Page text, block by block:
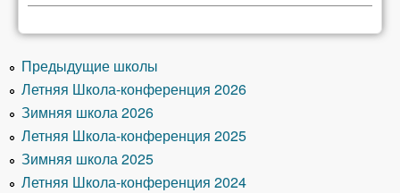
Предыдущие школы
Летняя Школа-конференция 2026
Зимняя школа 2026
Летняя Школа-конференция 2025
Зимняя школа 2025
Летняя Школа-конференция 2024